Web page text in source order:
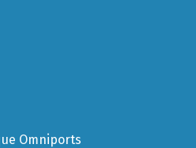
Omniports